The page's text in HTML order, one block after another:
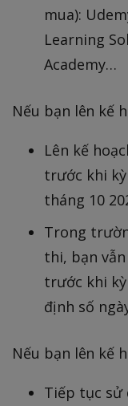
mua):
Learning
Academy…
Nếu bạn lên kế
Lên kế
trước khi
tháng 10
Trong
thi, bạn
trước khi
định số
Nếu bạn lên kế
Tiếp tục sử